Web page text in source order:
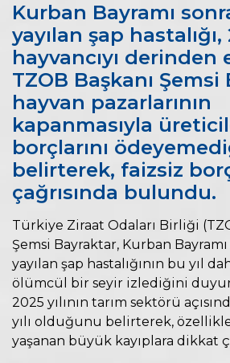
Kurban Bayramı
yayılan şap hastalığı,
hayvancıyı derinden
TZOB Başkanı
hayvan pazarlarının
kapanmasıyla
borçlarını
belirterek, faizsiz
çağrısında bulundu.
Türkiye Ziraat Odaları Birliği
Şemsi Bayraktar, Kurban Bayramı
yayılan şap hastalığının bu yıl
ölümcül bir seyir izlediğini
2025 yılının tarım sektörü
yılı olduğunu belirterek, özellikle
yaşanan büyük kayıplara dikkat